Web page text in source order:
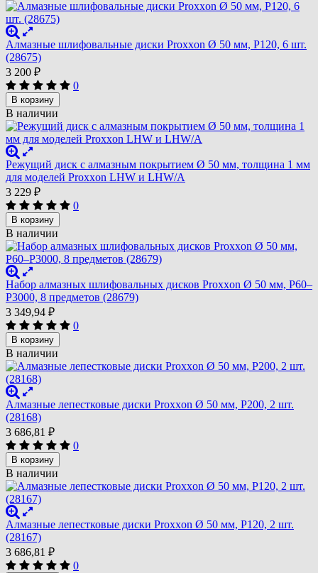
Алмазные шлифовальные диски Proxxon Ø 50 мм, P120, 6 шт.
(28675)
3 200 ₽
0
В корзину
В наличии
Режущий диск с алмазным покрытием Ø 50 мм, толщина 1 мм
для моделей Proxxon LHW и LHW/A
3 229 ₽
0
В корзину
В наличии
Набор алмазных шлифовальных дисков Proxxon Ø 50 мм, P60–
P3000, 8 предметов (28679)
3 349,94 ₽
0
В корзину
В наличии
Алмазные лепестковые диски Proxxon Ø 50 мм, P200, 2 шт.
(28168)
3 686,81 ₽
0
В корзину
В наличии
Алмазные лепестковые диски Proxxon Ø 50 мм, P120, 2 шт.
(28167)
3 686,81 ₽
0